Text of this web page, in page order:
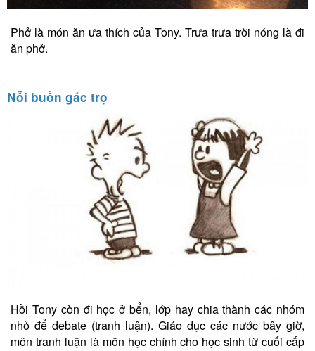
Phở là món ăn ưa thích của Tony. Trưa trưa trời nóng là đi
ăn phở.
Nỗi buồn gác trọ
Hồi Tony còn đi học ở bển, lớp hay chia thành các nhóm
nhỏ để debate (tranh luận). Giáo dục các nước bây giờ,
môn tranh luận là môn học chính cho học sinh từ cuối cấp